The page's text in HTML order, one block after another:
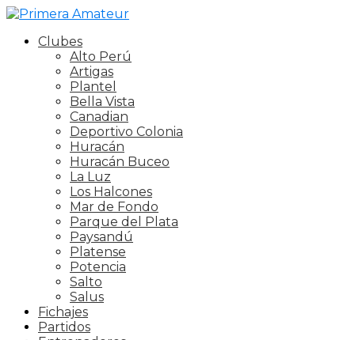
Clubes
Alto Perú
Artigas
Plantel
Bella Vista
Canadian
Deportivo Colonia
Huracán
Huracán Buceo
La Luz
Los Halcones
Mar de Fondo
Parque del Plata
Paysandú
Platense
Potencia
Salto
Salus
Fichajes
Partidos